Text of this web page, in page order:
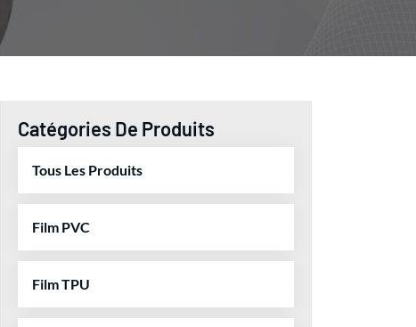
Catégories De Produits
Tous Les Produits
Film PVC
Film TPU